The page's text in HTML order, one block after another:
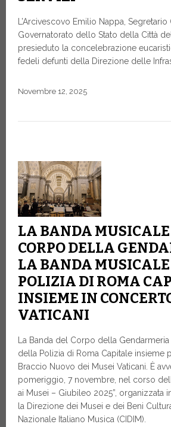
L’Arcivescovo Emilio Nappa, Segretario
Governatorato dello Stato della Città
presieduto la concelebrazione
fedeli defunti della Direzione delle
Novembre 12, 2025
LA BANDA MUSICALE
CORPO DELLA
LA BANDA
POLIZIA DI ROMA
INSIEME IN
VATICANI
La Banda del Corpo della
della Polizia di Roma Capitale insieme
Braccio Nuovo dei Musei Vaticani. È
pomeriggio, 7 novembre, nel corso
ai Musei – Giubileo 2025”, organizzata
la Direzione dei Musei e dei Beni
Nazionale Italiano Musica (CIDIM).